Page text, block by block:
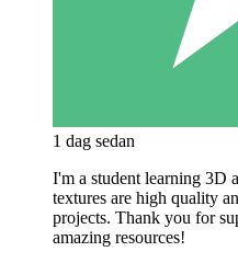
1 dag sedan
I'm a student learning 3D
textures are high quality
projects. Thank you for
amazing resources!